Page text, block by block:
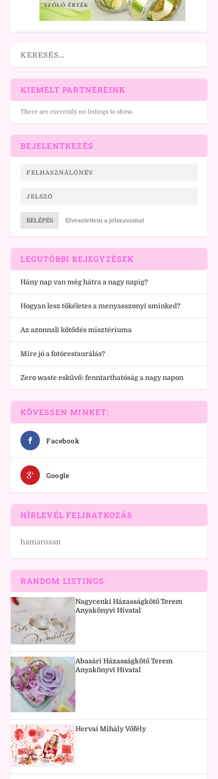
KIEMELT PARTNEREINK
There are currently no listings to show.
BEJELENTKEZÉS
BELÉPÉS Elvesztettem a jelszavamat
LEGUTÓBBI BEJEGYZÉSEK
Hány nap van még hátra a nagy napig?
Hogyan lesz tökéletes a menyasszonyi sminked?
Az azonnali kötődés misztériuma
Mire jó a fotórestaurálás?
Zero waste esküvő: fenntarthatóság a nagy napon
KÖVESSEN MINKET:
Facebook
Google
HÍRLEVÉL FELIRATKOZÁS
hamarosan
RANDOM LISTINGS
Nagycenki Házasságkötő Terem
Anyakönyvi Hivatal
Abasári Házasságkötő Terem
Anyakönyvi Hivatal
Hervai Mihály Vőfély